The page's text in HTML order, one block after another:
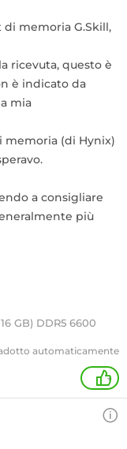
memoria G.Skill,
ricevuta, questo è
è indicato da
mia
memoria (di Hynix)
a consigliare
più
GB) DDR5 6600
automaticamente
+